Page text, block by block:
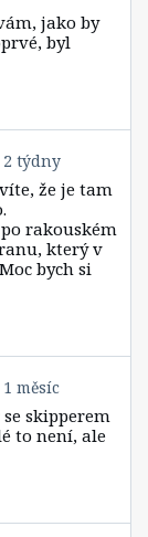
jako by
byl
2 týdny
že je tam
rakouském
který v
bych si
1 měsíc
skipperem
to není, ale